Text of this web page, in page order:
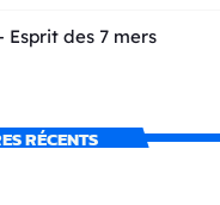
Esprit des 7 mers
RÉCENTS